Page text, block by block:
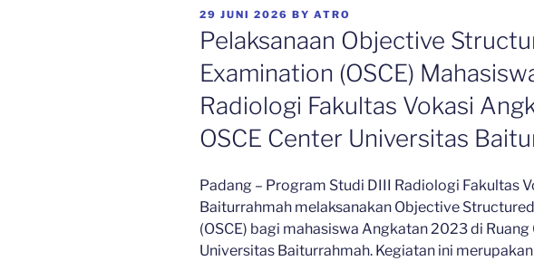
POSTED
ON
29 JUNI 2026 BY ATRO
Pelaksanaan Objective
Examination (OSCE)
Radiologi Fakultas Vokasi
OSCE Center Universitas
Padang – Program Studi DIII Radiologi Fakultas
Baiturrahmah melaksanakan Objective
(OSCE) bagi mahasiswa Angkatan 2023 di Ruang
Universitas Baiturrahmah. Kegiatan ini